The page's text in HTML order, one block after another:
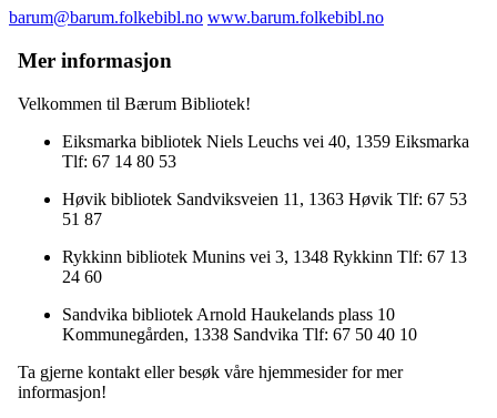
barum@barum.folkebibl.no www.barum.folkebibl.no
Mer informasjon
Velkommen til Bærum Bibliotek!
Eiksmarka bibliotek Niels Leuchs vei 40, 1359 Eiksmarka
Tlf: 67 14 80 53
Høvik bibliotek Sandviksveien 11, 1363 Høvik Tlf: 67 53
51 87
Rykkinn bibliotek Munins vei 3, 1348 Rykkinn Tlf: 67 13
24 60
Sandvika bibliotek Arnold Haukelands plass 10
Kommunegården, 1338 Sandvika Tlf: 67 50 40 10
Ta gjerne kontakt eller besøk våre hjemmesider for mer
informasjon!